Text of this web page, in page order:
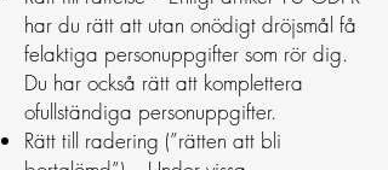
har du rätt att utan onödigt dröjsmål få
felaktiga personuppgifter som rör dig.
Du har också rätt att komplettera
ofullständiga personuppgifter.
Rätt till radering (”rätten att bli